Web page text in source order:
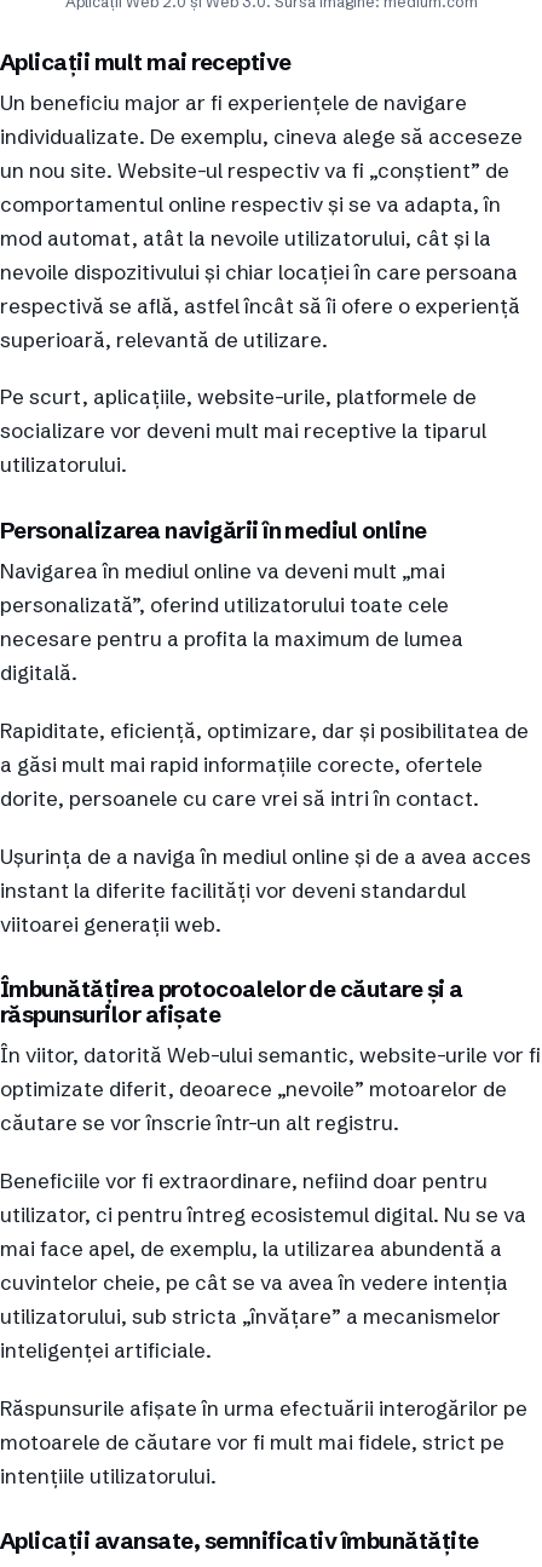
Aplicații mult mai receptive
Un beneficiu major ar fi experiențele de navigare
individualizate. De exemplu, cineva alege să acceseze
un nou site. Website-ul respectiv va fi „conștient” de
comportamentul online respectiv și se va adapta, în
mod automat, atât la nevoile utilizatorului, cât și la
nevoile dispozitivului și chiar locației în care persoana
respectivă se află, astfel încât să îi ofere o experiență
superioară, relevantă de utilizare.
Pe scurt, aplicațiile, website-urile, platformele de
socializare vor deveni mult mai receptive la tiparul
utilizatorului.
Personalizarea navigării în mediul online
Navigarea în mediul online va deveni mult „mai
personalizată”, oferind utilizatorului toate cele
necesare pentru a profita la maximum de lumea
digitală.
Rapiditate, eficiență, optimizare, dar și posibilitatea de
a găsi mult mai rapid informațiile corecte, ofertele
dorite, persoanele cu care vrei să intri în contact.
Ușurința de a naviga în mediul online și de a avea acces
instant la diferite facilități vor deveni standardul
viitoarei generații web.
Îmbunătățirea protocoalelor de căutare și a
răspunsurilor afișate
În viitor, datorită Web-ului semantic, website-urile vor fi
optimizate diferit, deoarece „nevoile” motoarelor de
căutare se vor înscrie într-un alt registru.
Beneficiile vor fi extraordinare, nefiind doar pentru
utilizator, ci pentru întreg ecosistemul digital. Nu se va
mai face apel, de exemplu, la utilizarea abundentă a
cuvintelor cheie, pe cât se va avea în vedere intenția
utilizatorului, sub stricta „învățare” a mecanismelor
inteligenței artificiale.
Răspunsurile afișate în urma efectuării interogărilor pe
motoarele de căutare vor fi mult mai fidele, strict pe
intențiile utilizatorului.
Aplicații avansate, semnificativ îmbunătățite